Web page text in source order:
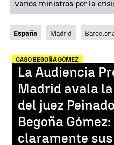
varios ministros por la
España Madrid
CASO BEGOÑA GÓMEZ
La Audiencia
Madrid avala
del juez
Begoña
claramente